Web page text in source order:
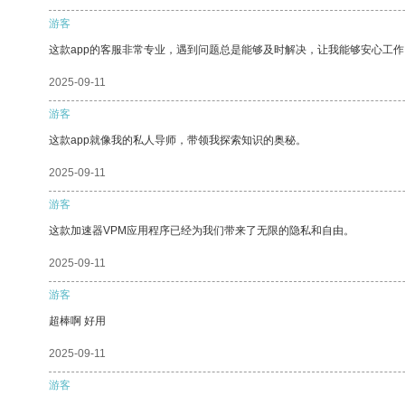
游客
这款app的客服非常专业，遇到问题总是能够及时解决，让我能够安心工
2025-09-11
游客
这款app就像我的私人导师，带领我探索知识的奥秘。
2025-09-11
游客
这款加速器VPM应用程序已经为我们带来了无限的隐私和自由。
2025-09-11
游客
超棒啊 好用
2025-09-11
游客